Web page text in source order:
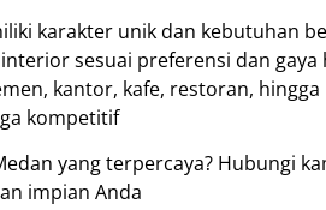
karakter unik dan kebutuhan
sesuai preferensi dan gaya
kantor, kafe, restoran,
kompetitif
yang terpercaya? Hubungi
impian Anda